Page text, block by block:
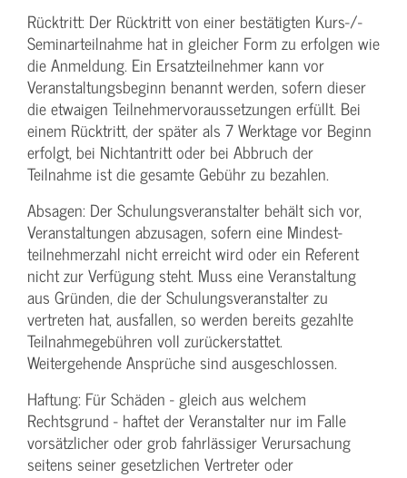
Rücktritt: Der Rücktritt von einer bestätigten Kurs-/­
Seminarteilnahme hat in gleicher Form zu erfolgen wie
die Anmeldung. Ein Ersatzteilnehmer kann vor
Veranstaltungs­beginn benannt werden, sofern dieser
die etwaigen Teilnehmer­voraussetzungen erfüllt. Bei
einem Rücktritt, der später als 7 Werktage vor Beginn
erfolgt, bei Nichtantritt oder bei Abbruch der
Teilnahme ist die gesamte Gebühr zu bezahlen.
Absagen: Der Schulungs­veranstalter behält sich vor,
Veranstaltungen abzusagen, sofern eine Mindest­
teilnehmerzahl nicht erreicht wird oder ein Referent
nicht zur Verfügung steht. Muss eine Veranstaltung
aus Gründen, die der Schulungs­veranstalter zu
vertreten hat, ausfallen, so werden bereits gezahlte
Teilnahme­gebühren voll zurückerstattet.
Weitergehende Ansprüche sind ausgeschlossen.
Haftung: Für Schäden - gleich aus welchem
Rechtsgrund - haftet der Veranstalter nur im Falle
vorsätzlicher oder grob fahrlässiger Verursachung
seitens seiner gesetzlichen Vertreter oder